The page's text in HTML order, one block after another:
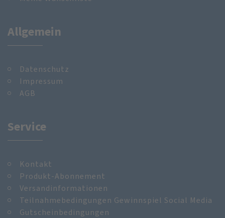
Allgemein
Datenschutz
Impressum
AGB
Service
Kontakt
Produkt-Abonnement
Versandinformationen
Teilnahmebedingungen Gewinnspiel Social Media
Gutscheinbedingungen